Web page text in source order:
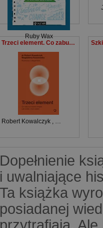
Ruby Wax
Trzeci element. Co zaburza nasze związki i jak sobie z tym radzić
Robert Kowalczyk , Magdalena
Dopełnienie
i uwalniające
Ta książka
posiadanej